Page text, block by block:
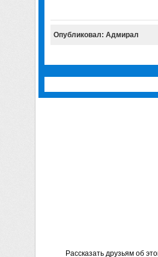
Опубликовал: Адмирал
Рассказать друзьям об